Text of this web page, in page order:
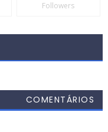
Followers
COMENTÁRIOS